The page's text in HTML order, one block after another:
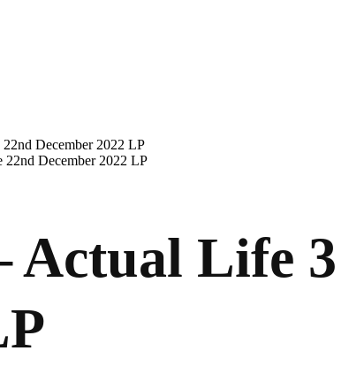
December 2022 LP
December 2022 LP
Actual Life